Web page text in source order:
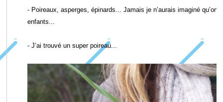
- Poireaux, asperges, épinards... Jamais je n’aurais imaginé
enfants...
- J’ai trouvé un super poireau...